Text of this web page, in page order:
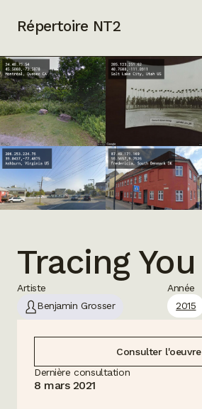
Répertoire NT2
Tracing You
Artiste
Benjamin Grosser
Année
2015
Consulter l'oeuvre
Dernière consultation
8 mars 2021